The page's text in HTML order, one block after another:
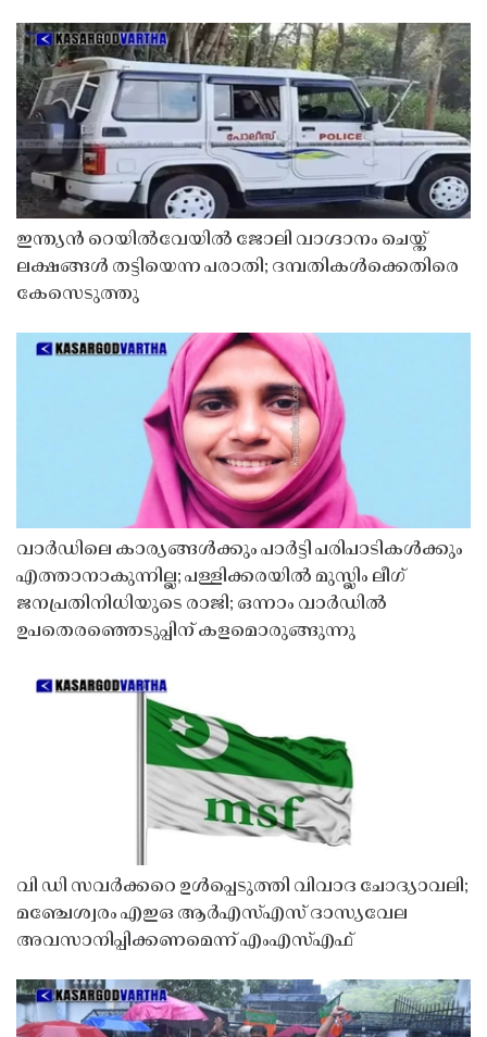
ഇന്ത്യൻ റെയിൽവേയിൽ ജോലി വാഗ്ദാനം ചെയ്ത്
ലക്ഷങ്ങൾ തട്ടിയെന്ന പരാതി; ദമ്പതികൾക്കെതിരെ
കേസെടുത്തു
വാർഡിലെ കാര്യങ്ങൾക്കും പാർട്ടി പരിപാടികൾക്കും
എത്താനാകുന്നില്ല; പള്ളിക്കരയിൽ മുസ്ലിം ലീഗ്
ജനപ്രതിനിധിയുടെ രാജി; ഒന്നാം വാർഡിൽ
ഉപതെരഞ്ഞെടുപ്പിന് കളമൊരുങ്ങുന്നു
വി ഡി സവർക്കറെ ഉൾപ്പെടുത്തി വിവാദ ചോദ്യാവലി;
മഞ്ചേശ്വരം എഇഒ ആർഎസ്എസ് ദാസ്യവേല
അവസാനിപ്പിക്കണമെന്ന് എംഎസ്എഫ്